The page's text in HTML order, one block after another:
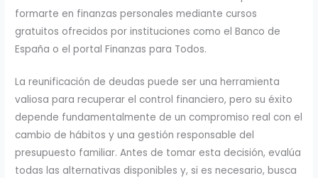
formarte en finanzas personales mediante cursos
gratuitos ofrecidos por instituciones como el Banco de
España o el portal Finanzas para Todos.
La reunificación de deudas puede ser una herramienta
valiosa para recuperar el control financiero, pero su éxito
depende fundamentalmente de un compromiso real con el
cambio de hábitos y una gestión responsable del
presupuesto familiar. Antes de tomar esta decisión, evalúa
todas las alternativas disponibles y, si es necesario, busca